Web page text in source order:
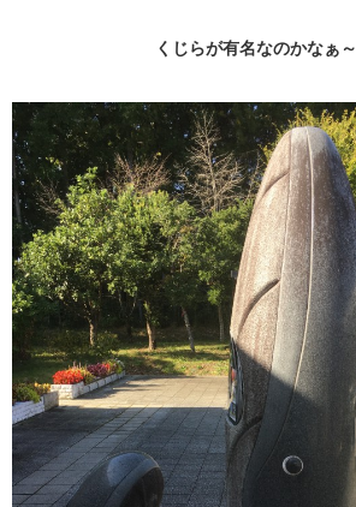
くじらが有名なのかなぁ～